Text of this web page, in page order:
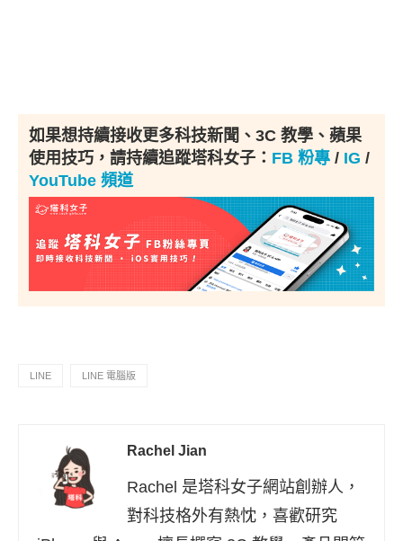
如果想持續接收更多科技新聞、3C 教學、蘋果
使用技巧，請持續追蹤塔科女子： FB 粉專 / IG /
YouTube 頻道
LINE LINE 電腦版
Rachel Jian
Rachel 是塔科女子網站創辦人，
對科技格外有熱忱，喜歡研究